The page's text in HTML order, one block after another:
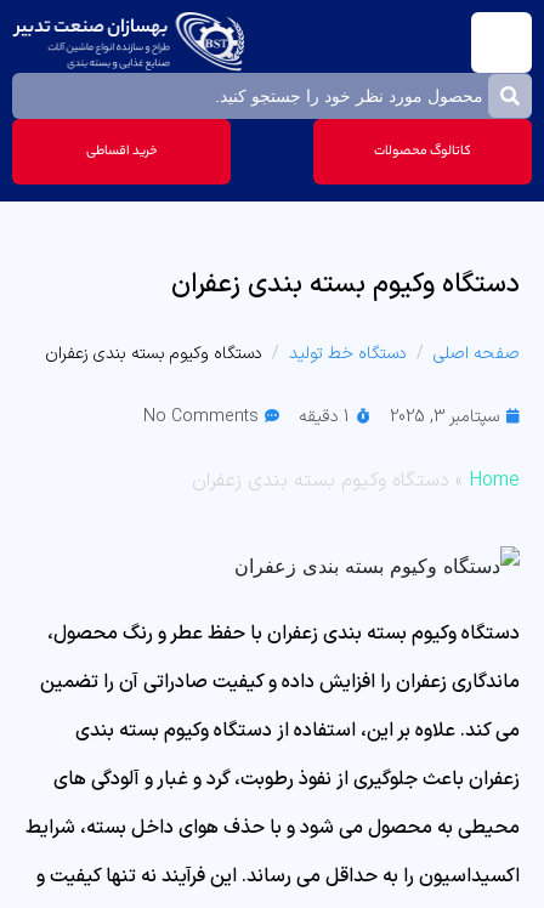
کاتالوگ محصولات خرید اقساطی
دستگاه وکیوم بسته بندی زعفران
صفحه اصلی دستگاه خط تولید دستگاه وکیوم بسته بندی زعفران
سپتامبر 3, 2025 1 دقیقه No Comments
Home
» دستگاه وکیوم بسته بندی زعفران
دستگاه وکیوم بسته بندی زعفران با حفظ عطر و رنگ محصول،
ماندگاری زعفران را افزایش داده و کیفیت صادراتی آن را تضمین
می‌ کند. علاوه بر این، استفاده از دستگاه وکیوم بسته بندی
زعفران باعث جلوگیری از نفوذ رطوبت، گرد و غبار و آلودگی های
محیطی به محصول می شود و با حذف هوای داخل بسته، شرایط
اکسیداسیون را به حداقل می رساند. این فرآیند نه تنها کیفیت و